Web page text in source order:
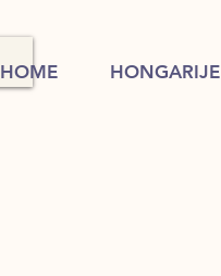
HOME HONGARIJE